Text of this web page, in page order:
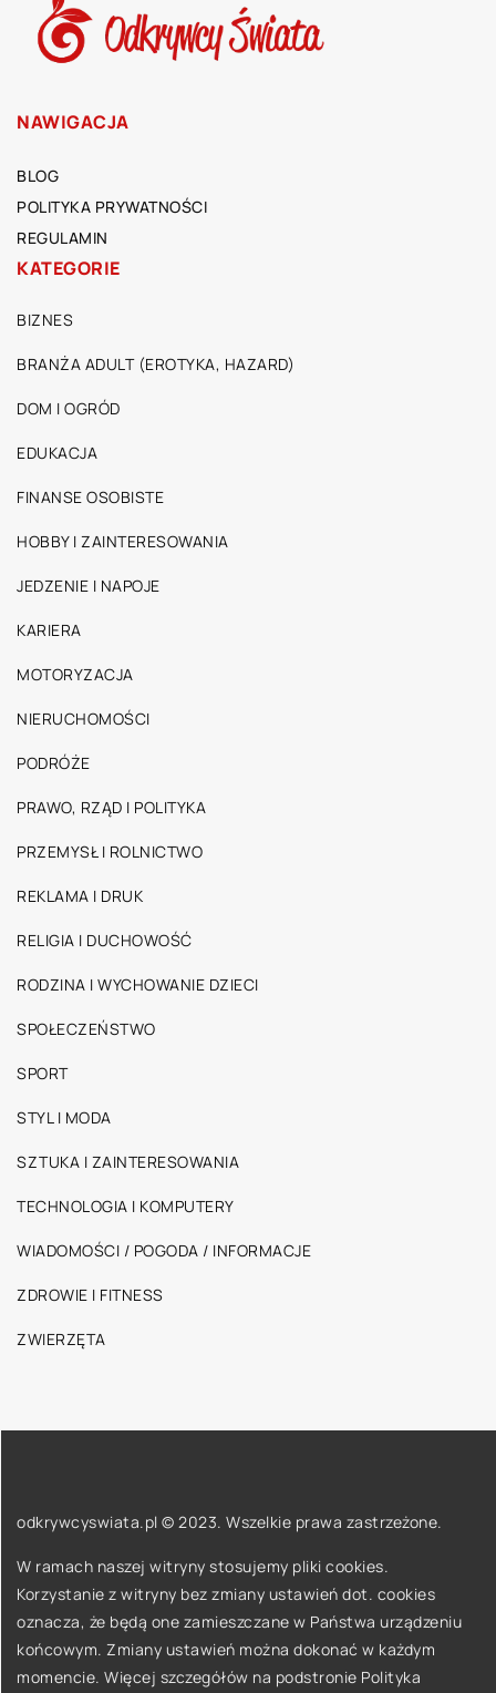
NAWIGACJA
BLOG
POLITYKA PRYWATNOŚCI
REGULAMIN
KATEGORIE
BIZNES
BRANŻA ADULT (EROTYKA, HAZARD)
DOM I OGRÓD
EDUKACJA
FINANSE OSOBISTE
HOBBY I ZAINTERESOWANIA
JEDZENIE I NAPOJE
KARIERA
MOTORYZACJA
NIERUCHOMOŚCI
PODRÓŻE
PRAWO, RZĄD I POLITYKA
PRZEMYSŁ I ROLNICTWO
REKLAMA I DRUK
RELIGIA I DUCHOWOŚĆ
RODZINA I WYCHOWANIE DZIECI
SPOŁECZEŃSTWO
SPORT
STYL I MODA
SZTUKA I ZAINTERESOWANIA
TECHNOLOGIA I KOMPUTERY
WIADOMOŚCI / POGODA / INFORMACJE
ZDROWIE I FITNESS
ZWIERZĘTA
odkrywcyswiata.pl © 2023. Wszelkie prawa zastrzeżone.
W ramach naszej witryny stosujemy pliki cookies.
Korzystanie z witryny bez zmiany ustawień dot. cookies
oznacza, że będą one zamieszczane w Państwa urządzeniu
końcowym. Zmiany ustawień można dokonać w każdym
momencie. Więcej szczegółów na podstronie Polityka